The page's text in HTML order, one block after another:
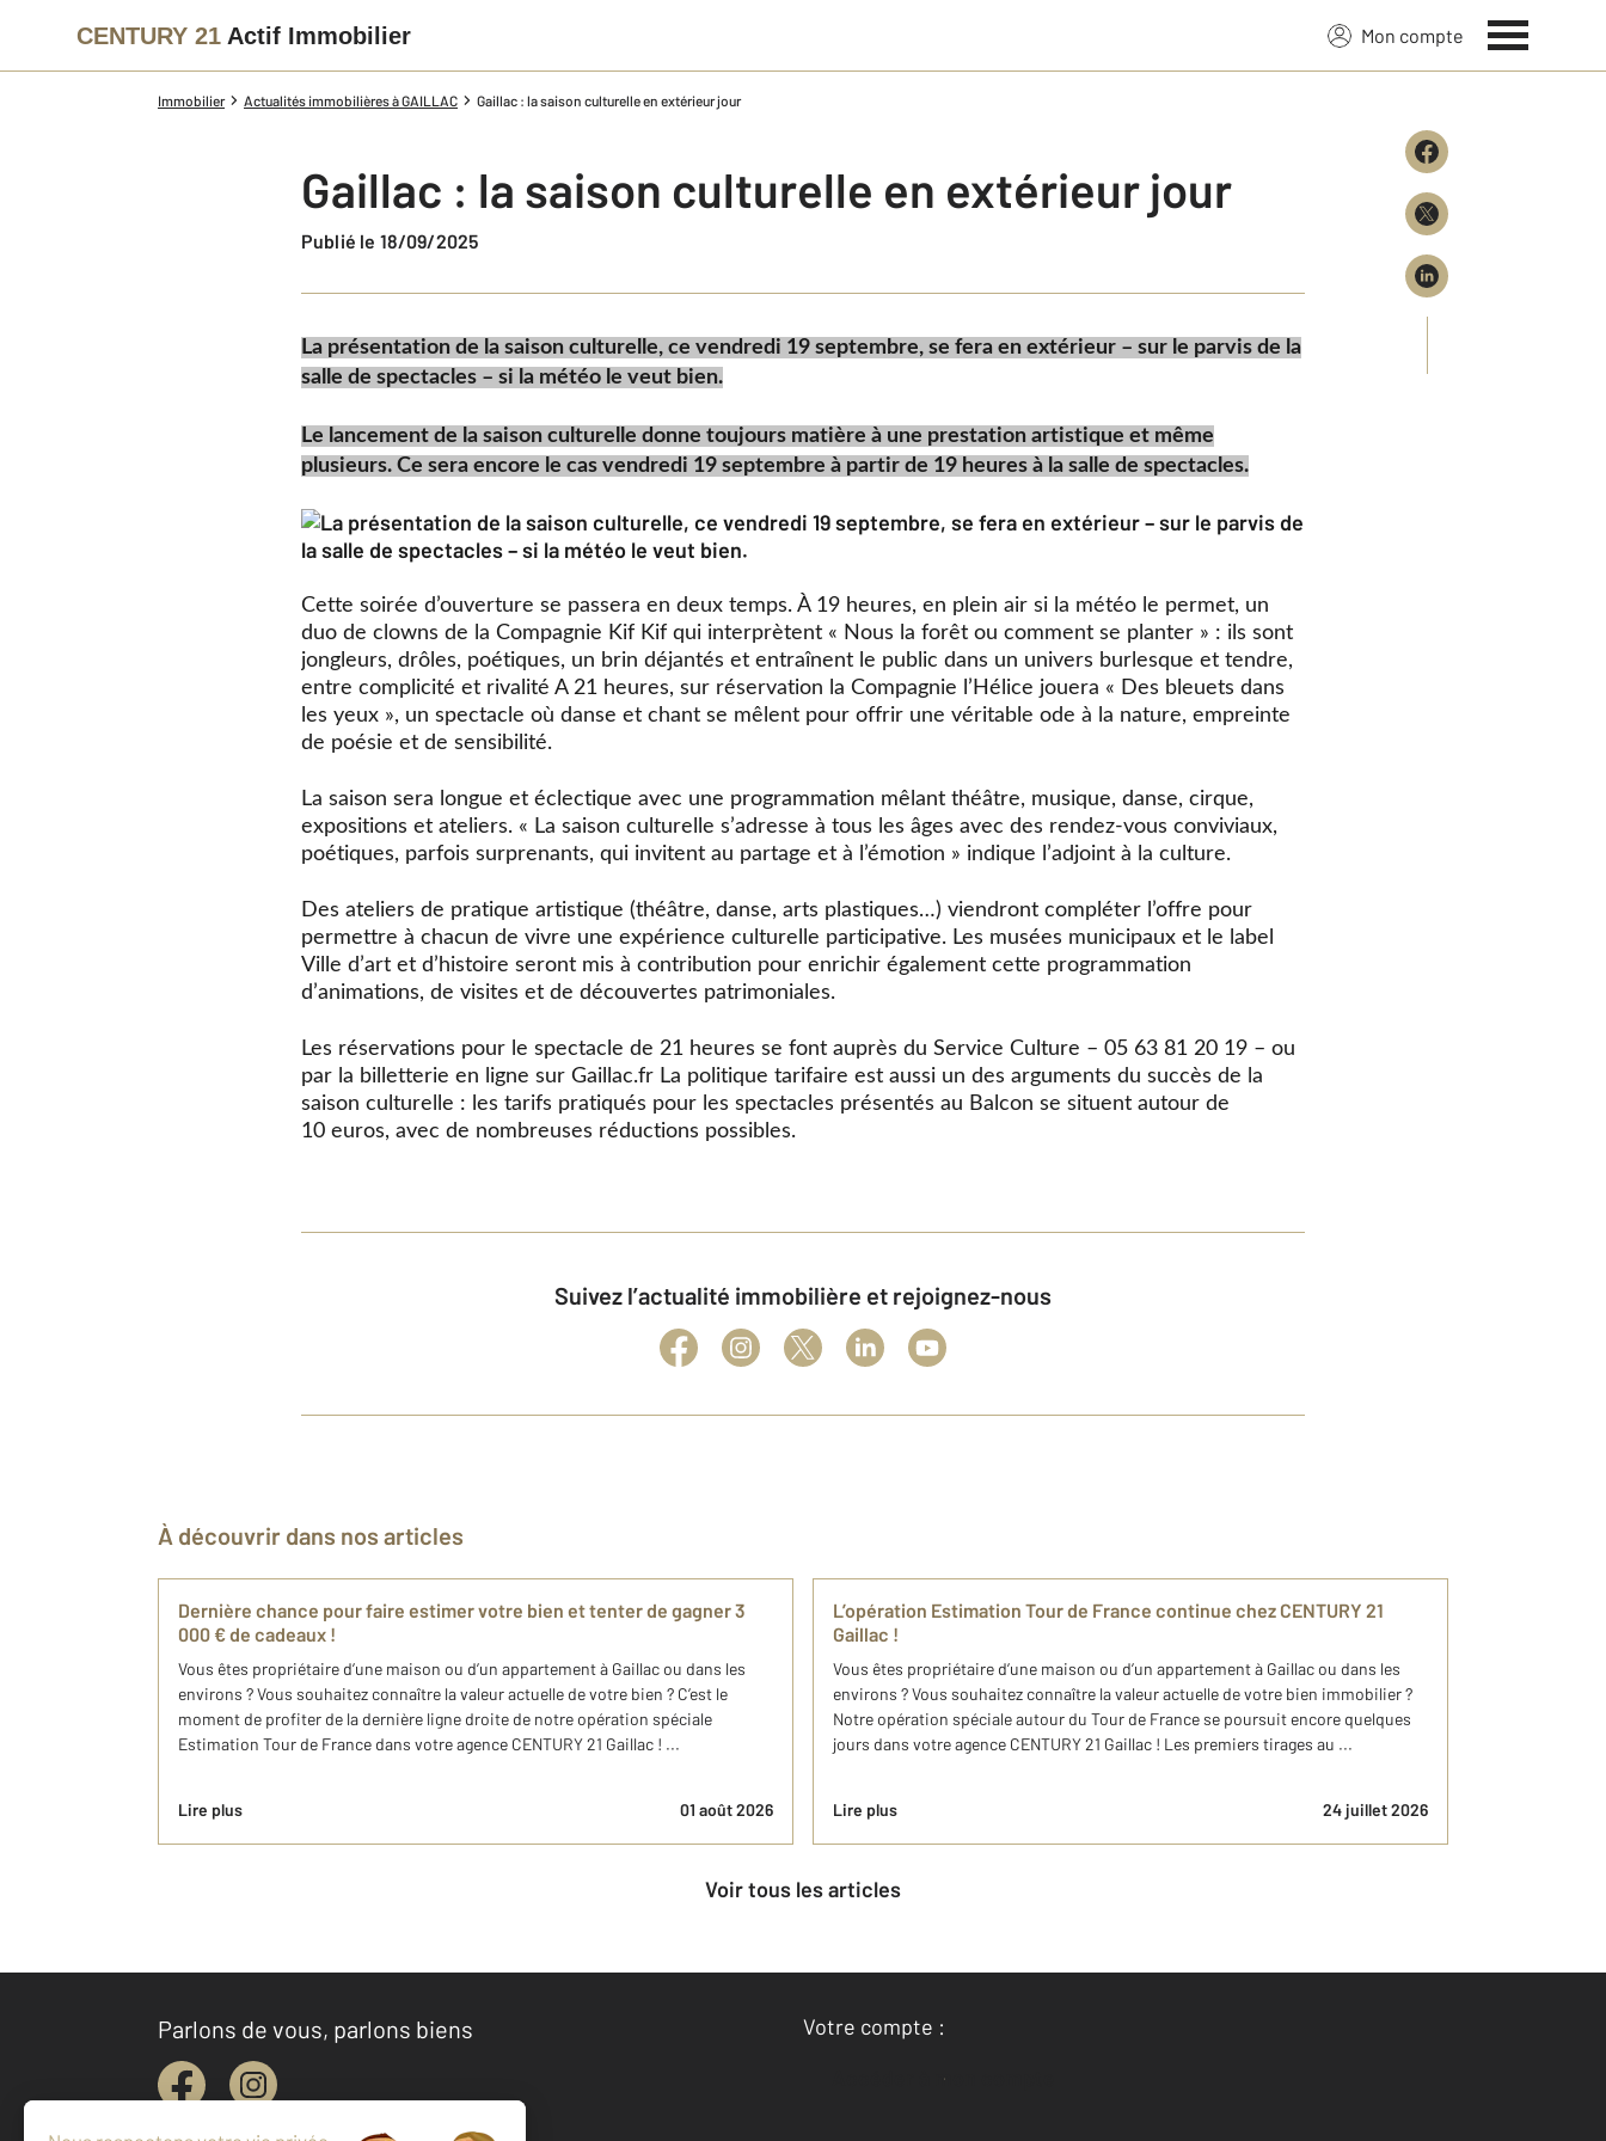
CENTURY 21 Actif Immobilier Mon compte
Immobilier Actualités immobilières à GAILLAC Gaillac : la saison culturelle en extérieur jour
Gaillac : la saison culturelle en extérieur jour
Publié le 18/09/2025
La présentation de la saison culturelle, ce vendredi 19 septembre, se fera en extérieur – sur le parvis de la
salle de spectacles – si la météo le veut bien.
Le lancement de la saison culturelle donne toujours matière à une prestation artistique et même
plusieurs. Ce sera encore le cas vendredi 19 septembre à partir de 19 heures à la salle de spectacles.
Cette soirée d’ouverture se passera en deux temps. À 19 heures, en plein air si la météo le permet, un
duo de clowns de la Compagnie Kif Kif qui interprètent « Nous la forêt ou comment se planter » : ils sont
jongleurs, drôles, poétiques, un brin déjantés et entraînent le public dans un univers burlesque et tendre,
entre complicité et rivalité A 21 heures, sur réservation la Compagnie l’Hélice jouera « Des bleuets dans
les yeux », un spectacle où danse et chant se mêlent pour offrir une véritable ode à la nature, empreinte
de poésie et de sensibilité.
La saison sera longue et éclectique avec une programmation mêlant théâtre, musique, danse, cirque,
expositions et ateliers. « La saison culturelle s’adresse à tous les âges avec des rendez-vous conviviaux,
poétiques, parfois surprenants, qui invitent au partage et à l’émotion » indique l’adjoint à la culture.
Des ateliers de pratique artistique (théâtre, danse, arts plastiques…) viendront compléter l’offre pour
permettre à chacun de vivre une expérience culturelle participative. Les musées municipaux et le label
Ville d’art et d’histoire seront mis à contribution pour enrichir également cette programmation
d’animations, de visites et de découvertes patrimoniales.
Les réservations pour le spectacle de 21 heures se font auprès du Service Culture – 05 63 81 20 19 – ou
par la billetterie en ligne sur Gaillac.fr La politique tarifaire est aussi un des arguments du succès de la
saison culturelle : les tarifs pratiqués pour les spectacles présentés au Balcon se situent autour de
10 euros, avec de nombreuses réductions possibles.
Suivez l’actualité immobilière et rejoignez-nous
À découvrir dans nos articles
Dernière chance pour faire estimer votre bien et tenter de gagner 3
000 € de cadeaux !
Vous êtes propriétaire d’une maison ou d’un appartement à Gaillac ou dans les
environs ? Vous souhaitez connaître la valeur actuelle de votre bien ? C’est le
moment de profiter de la dernière ligne droite de notre opération spéciale
Estimation Tour de France dans votre agence CENTURY 21 Gaillac ! ...
Lire plus 01 août 2026
L’opération Estimation Tour de France continue chez CENTURY 21
Gaillac !
Vous êtes propriétaire d’une maison ou d’un appartement à Gaillac ou dans les
environs ? Vous souhaitez connaître la valeur actuelle de votre bien immobilier ?
Notre opération spéciale autour du Tour de France se poursuit encore quelques
jours dans votre agence CENTURY 21 Gaillac ! Les premiers tirages au ...
Lire plus 24 juillet 2026
Voir tous les articles
Parlons de vous, parlons biens
Votre compte :
Accéder à mon compte